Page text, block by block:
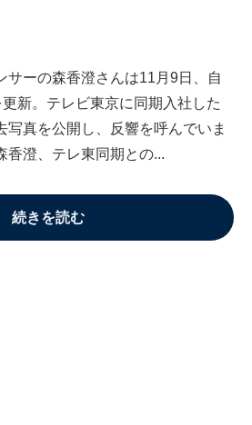
サーの森香澄さんは11月9日、自
新。テレビ東京に同期入社した
写真を公開し、反響を呼んでいま
香澄、テレ東同期との...
続きを読む